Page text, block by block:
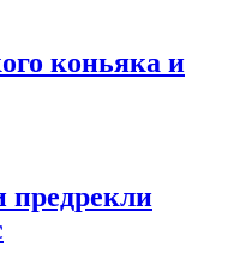
коньяка и
предрекли